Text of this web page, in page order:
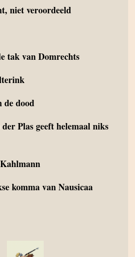
niet veroordeeld
tak van Domrechts
de dood
Plas geeft helemaal niks
komma van Nausicaa